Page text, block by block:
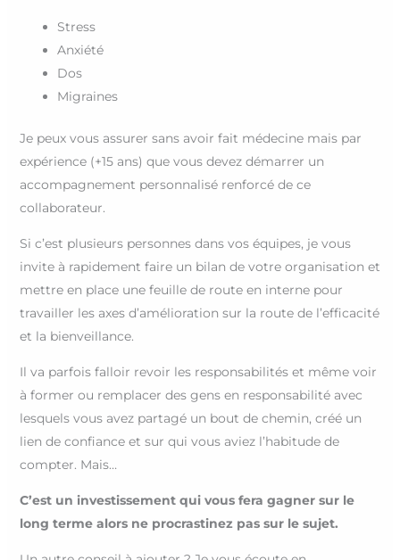
Stress
Anxiété
Dos
Migraines
Je peux vous assurer sans avoir fait médecine mais par
expérience (+15 ans) que vous devez démarrer un
accompagnement personnalisé renforcé de ce
collaborateur.
Si c’est plusieurs personnes dans vos équipes, je vous
invite à rapidement faire un bilan de votre organisation et
mettre en place une feuille de route en interne pour
travailler les axes d’amélioration sur la route de l’efficacité
et la bienveillance.
Il va parfois falloir revoir les responsabilités et même voir
à former ou remplacer des gens en responsabilité avec
lesquels vous avez partagé un bout de chemin, créé un
lien de confiance et sur qui vous aviez l’habitude de
compter. Mais…
C’est un investissement qui vous fera gagner sur le
long terme alors ne procrastinez pas sur le sujet.